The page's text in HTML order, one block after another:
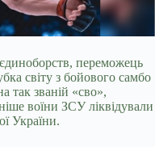
переможець
світу з бойового самбо
так званій «сво»,
воїни ЗСУ ліквідували
України.